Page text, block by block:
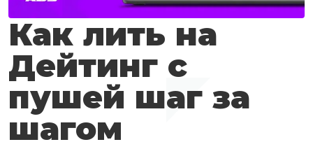
Как лить на
Дейтинг с
пушей шаг за
шагом